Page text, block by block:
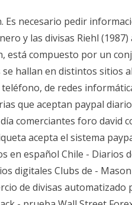
Es necesario pedir
y las divisas Riehl
está compuesto por un
hallan en distintos sitios
de redes
que aceptan paypal
comerciantes foro david
acepta el sistema
en español Chile - Diarios
digitales Clubs de - Mason
de divisas automatizado